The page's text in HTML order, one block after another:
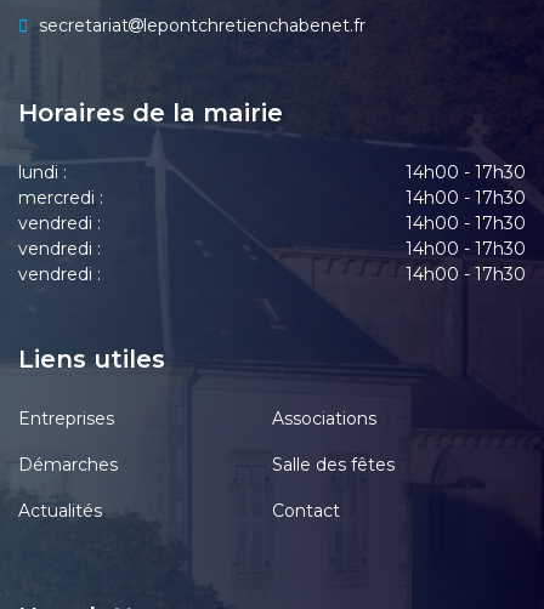
secretariat
lepontchretienchabenet.fr
Horaires de la mairie
lundi :
14h00 - 17h30
mercredi :
14h00 - 17h30
vendredi :
14h00 - 17h30
vendredi :
14h00 - 17h30
vendredi :
14h00 - 17h30
Liens utiles
Entreprises Associations
Démarches Salle des fêtes
Actualités Contact